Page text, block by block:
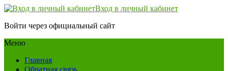
Вход в личный кабинет
Войти через официальный сайт
Меню
Главная
Обратная связь